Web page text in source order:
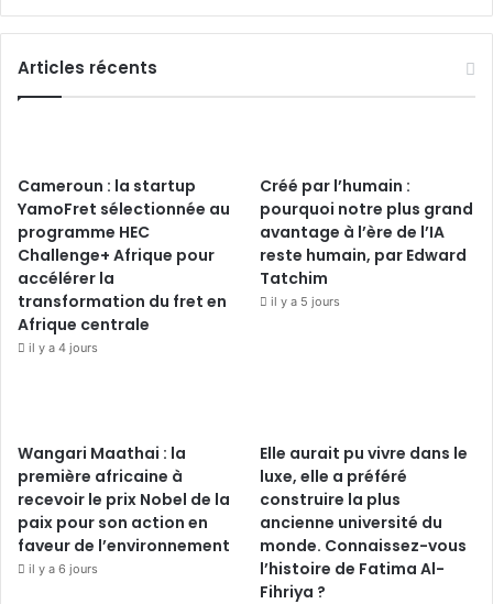
Articles récents
Cameroun : la startup
YamoFret sélectionnée au
programme HEC
Challenge+ Afrique pour
accélérer la
transformation du fret en
Afrique centrale
il y a 4 jours
Créé par l’humain :
pourquoi notre plus grand
avantage à l’ère de l’IA
reste humain, par Edward
Tatchim
il y a 5 jours
Wangari Maathai : la
première africaine à
recevoir le prix Nobel de la
paix pour son action en
faveur de l’environnement
il y a 6 jours
Elle aurait pu vivre dans le
luxe, elle a préféré
construire la plus
ancienne université du
monde. Connaissez-vous
l’histoire de Fatima Al-
Fihriya ?